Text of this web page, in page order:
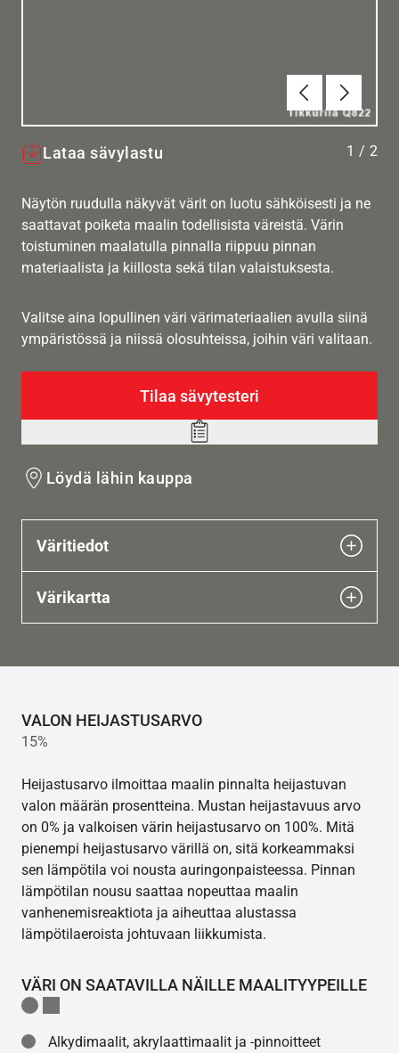
Edellinen
Lataa sävylastu 1 / 2
Näytön ruudulla näkyvät värit on luotu sähköisesti ja ne
saattavat poiketa maalin todellisista väreistä. Värin
toistuminen maalatulla pinnalla riippuu pinnan
materiaalista ja kiillosta sekä tilan valaistuksesta.
Valitse aina lopullinen väri värimateriaalien avulla siinä
ympäristössä ja niissä olosuhteissa, joihin väri valitaan.
Tilaa sävytesteri
Add
Löydä lähin kauppa
Väritiedot
Värikartta
VALON HEIJASTUSARVO
15%
Heijastusarvo ilmoittaa maalin pinnalta heijastuvan
valon määrän prosentteina. Mustan heijastavuus arvo
on 0% ja valkoisen värin heijastusarvo on 100%. Mitä
pienempi heijastusarvo värillä on, sitä korkeammaksi
sen lämpötila voi nousta auringonpaisteessa. Pinnan
lämpötilan nousu saattaa nopeuttaa maalin
vanhenemisreaktiota ja aiheuttaa alustassa
lämpötilaeroista johtuvaan liikkumista.
VÄRI ON SAATAVILLA NÄILLE MAALITYYPEILLE
Alkydimaalit, akrylaattimaalit ja -pinnoitteet